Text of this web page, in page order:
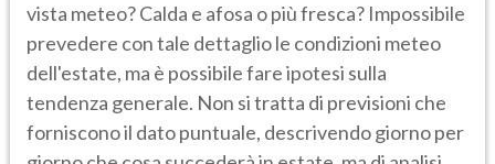
vista meteo? Calda e afosa o più fresca? Impossibile
prevedere con tale dettaglio le condizioni meteo
dell'estate, ma è possibile fare ipotesi sulla
tendenza generale. Non si tratta di previsioni che
forniscono il dato puntuale, descrivendo giorno per